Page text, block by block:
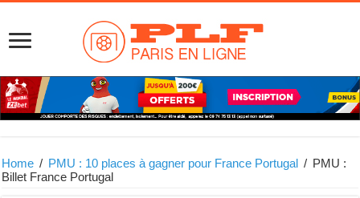
Home / PMU : 10 places à gagner pour France Portugal / PMU :
Billet France Portugal